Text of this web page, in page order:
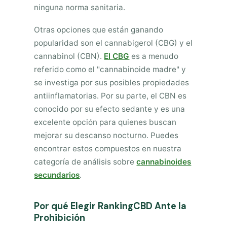
ninguna norma sanitaria.
Otras opciones que están ganando
popularidad son el cannabigerol (CBG) y el
cannabinol (CBN). El CBG es a menudo
referido como el "cannabinoide madre" y
se investiga por sus posibles propiedades
antiinflamatorias. Por su parte, el CBN es
conocido por su efecto sedante y es una
excelente opción para quienes buscan
mejorar su descanso nocturno. Puedes
encontrar estos compuestos en nuestra
categoría de análisis sobrecannabinoides
secundarios.
Por qué Elegir RankingCBD Ante la
Prohibición